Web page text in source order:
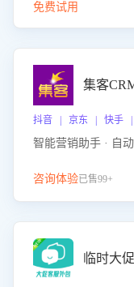
免费试用
集客
抖音 | 京东 | 快手 |
智能营销助手 · 自
咨询体验已售99+
临时大